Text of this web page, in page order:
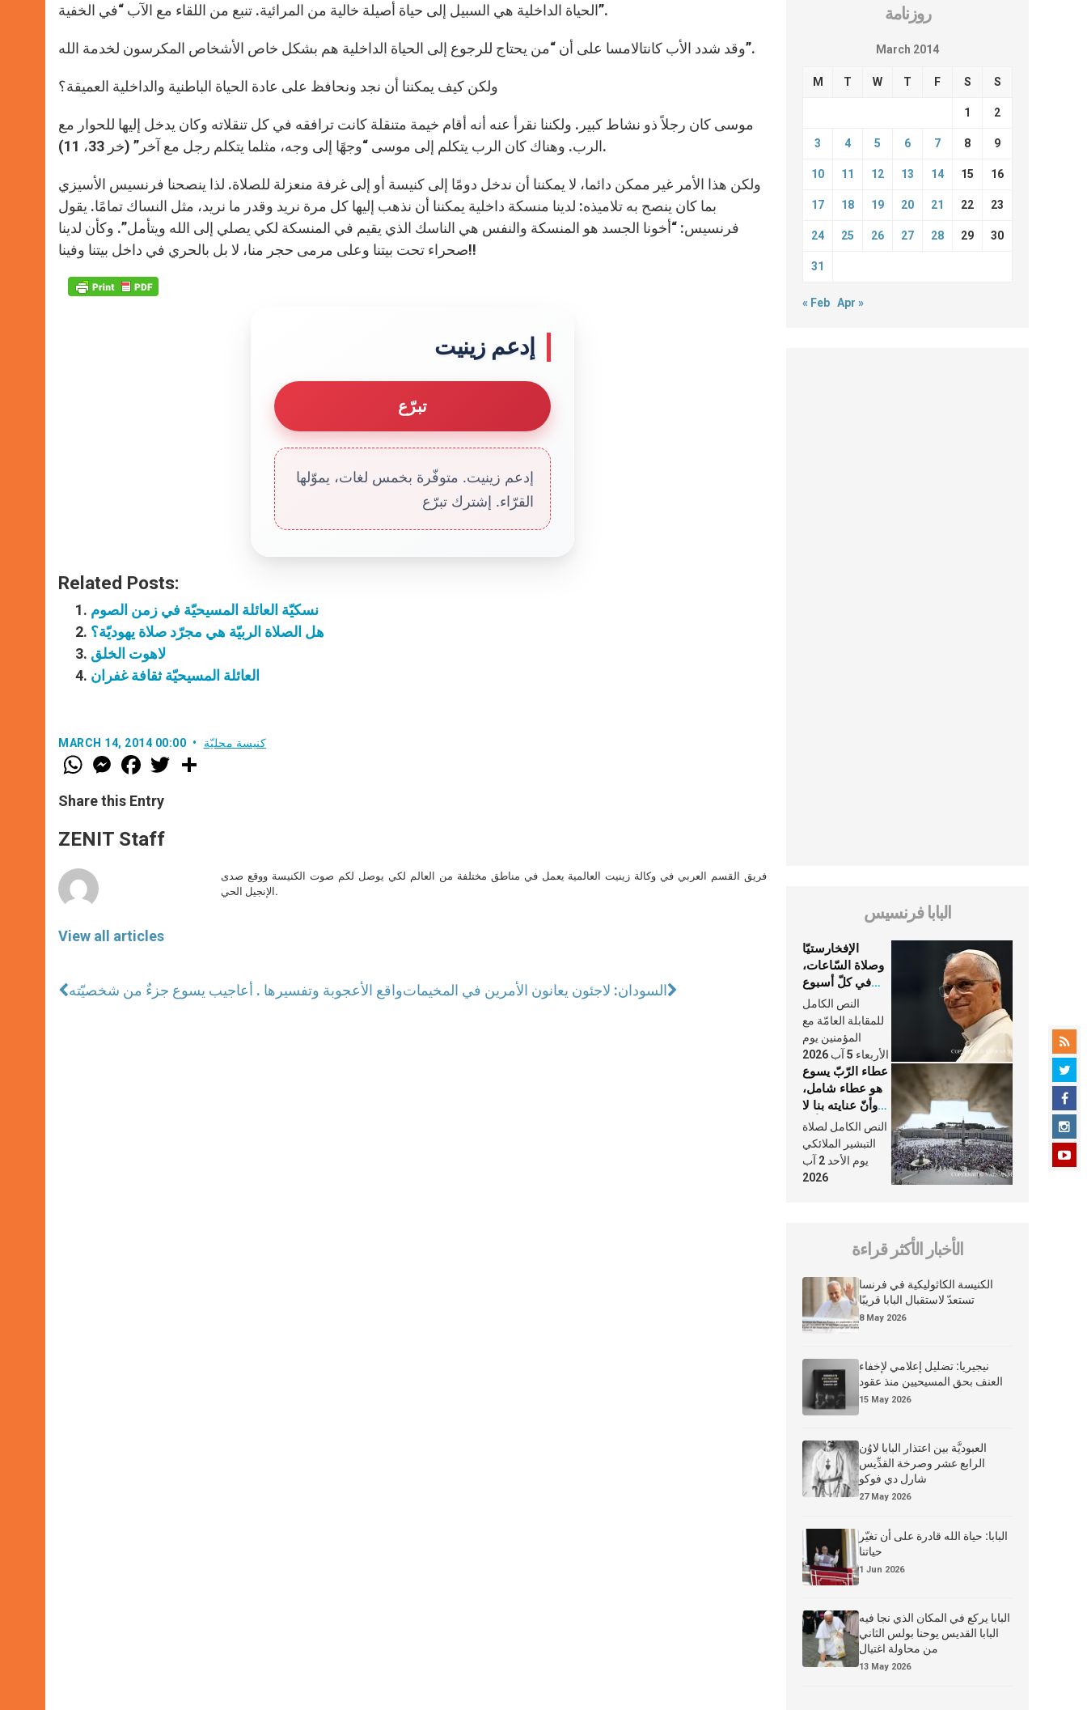
الحياة الداخلية هي السبيل إلى حياة أصيلة خالية من المرائية. تنبع من اللقاء مع الآب “في الخفية”.
وقد شدد الأب كانتالامسا على أن “من يحتاج للرجوع إلى الحياة الداخلية هم بشكل خاص الأشخاص المكرسون لخدمة الله”.
ولكن كيف يمكننا أن نجد ونحافظ على عادة الحياة الباطنية والداخلية العميقة؟
موسى كان رجلاً ذو نشاط كبير. ولكننا نقرأ عنه أنه أقام خيمة متنقلة كانت ترافقه في كل تنقلاته وكان يدخل إليها للحوار مع
الرب. وهناك كان الرب يتكلم إلى موسى “وجهًا إلى وجه، مثلما يتكلم رجل مع آخر” (خر 33، 11).
ولكن هذا الأمر غير ممكن دائما، لا يمكننا أن ندخل دومًا إلى كنيسة أو إلى غرفة منعزلة للصلاة. لذا ينصحنا فرنسيس الأسيزي
بما كان ينصح به تلاميذه: لدينا منسكة داخلية يمكننا أن نذهب إليها كل مرة نريد وقدر ما نريد، مثل النساك تمامًا. يقول
فرنسيس: “أخونا الجسد هو المنسكة والنفس هي الناسك الذي يقيم في المنسكة لكي يصلي إلى الله ويتأمل”. وكأن لدينا
صحراء تحت بيتنا وعلى مرمى حجر منا، لا بل بالحري في داخل بيتنا وفينا!!
إدعم زينيت
تبرّع
إدعم زينيت. متوفّرة بخمس لغات، يموّلها
القرّاء. إشترك تبرّع
Related Posts:
نسكيّة العائلة المسيحيّة في زمن الصوم
هل الصلاة الربيّة هي مجرّد صلاة يهوديّة؟
لاهوت الخلق
العائلة المسيحيّة ثقافة غفران
MARCH 14, 2014 00:00 كنيسة محليّة
W
h
t
s
p
p
M
e
s
e
g
e
F
a
e
b
o
k
w
Share this Entry
ZENIT Staff
View all articles
فريق القسم العربي في وكالة زينيت العالمية يعمل في مناطق مختلفة من العالم لكي يوصل لكم صوت الكنيسة ووقع صدى
الإنجيل الحي.
واقع الأعجوبة وتفسيرها . أعاجيب يسوع جزءٌ من شخصيّتهالسودان: لاجئون يعانون الأمرين في المخيمات
روزنامة
March 2014
M T W T F S S
1 2
3 4 5 6 7 8 9
10 11 12 13 14 15 16
17 18 19 20 21 22 23
24 25 26 27 28 29 30
31
« Feb Apr »
البابا فرنسيس
الإفخارستيّا
وصلاة السّاعات،
في كلّ أسبوع
وكلّ يوم، هما
النَّفَس في حياة
الكنيسة
النص الكامل
للمقابلة العامّة مع
المؤمنين يوم
الأربعاء 5 آب 2026
عطاء الرّبّ يسوع
هو عطاء شامل،
وأنّ عنايته بنا لا
تغيب عنّا أبدًا
النص الكامل لصلاة
التبشير الملائكي
يوم الأحد 2 آب
2026
الأخبار الأكثر قراءة
الكنيسة الكاثوليكية في فرنسا
تستعدّ لاستقبال البابا قريبًا
8 May 2026
نيجيريا: تضليل إعلامي لإخفاء
العنف بحق المسيحيين منذ عقود
15 May 2026
العبوديَّة بين اعتذار البابا لاوُن
الرابع عشر وصرخة القدِّيس
شارل دي فوكو
27 May 2026
البابا: حياة الله قادرة على أن تغيّر
حياتنا
1 Jun 2026
البابا يركع في المكان الذي نجا فيه
البابا القديس يوحنا بولس الثاني
من محاولة اغتيال
13 May 2026